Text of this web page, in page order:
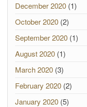
December 2020 (1)
October 2020 (2)
September 2020 (1)
August 2020 (1)
March 2020 (3)
February 2020 (2)
January 2020 (5)